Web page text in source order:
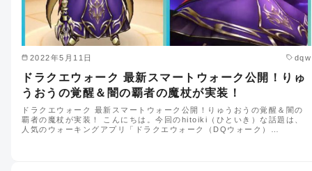
2022年5月11日 dqw
ドラクエウォーク 最新スマートウォーク公開！りゅ
うおうの覚醒＆闇の覇者の魔杖が実装！
ドラクエウォーク 最新スマートウォーク公開！りゅうおうの覚醒＆闇の
覇者の魔杖が実装！ こんにちは。今回のhitoiki（ひといき）な話題は、
人気のウォーキングアプリ「ドラクエウォーク（DQウォーク）…